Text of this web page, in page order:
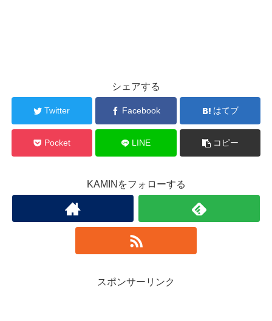
シェアする
Twitter Facebook はてブ
Pocket LINE コピー
KAMINをフォローする
スポンサーリンク